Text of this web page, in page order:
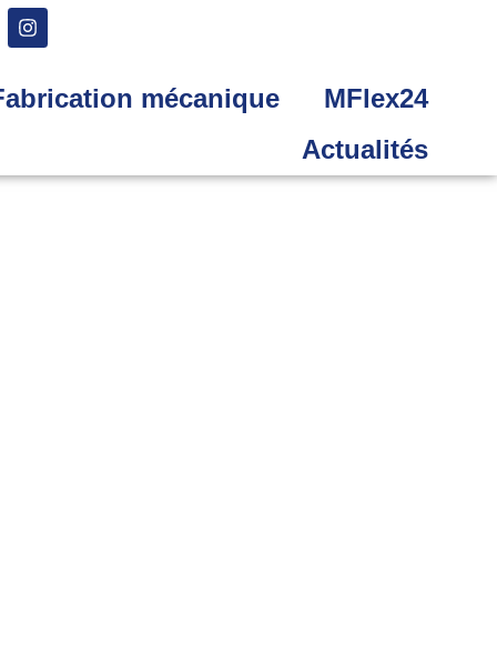
mécanique
MFlex24
Actualités